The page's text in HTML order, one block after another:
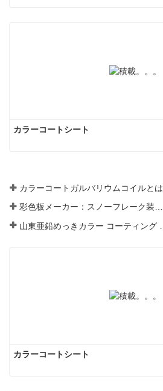
カラーコートシート
カラーコートガルバリウムコイルとは
彩色板メーカー：スノーフレーク装飾用彩色板を正しく製造ラインから送り出す
カラーコートシート